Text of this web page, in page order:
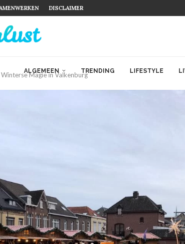
DISCLAIMER
ALGEMEEN TRENDING LIFESTYLE
Winterse Magie in Valkenburg